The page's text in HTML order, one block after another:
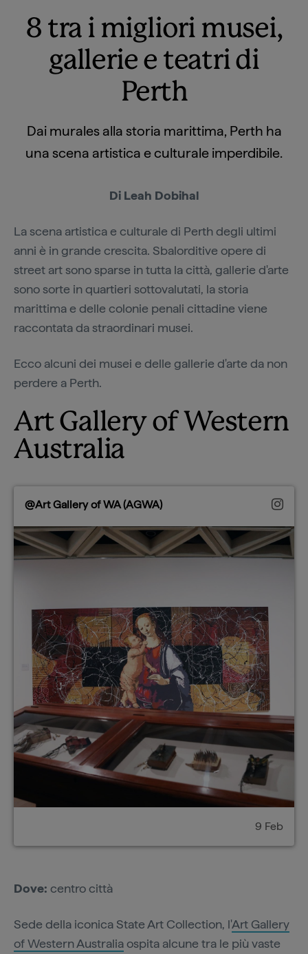
8 tra i migliori musei,
gallerie e teatri di
Perth
Dai murales alla storia marittima, Perth ha
una scena artistica e culturale imperdibile.
Di Leah Dobihal
La scena artistica e culturale di Perth degli ultimi
anni è in grande crescita. Sbalorditive opere di
street art sono sparse in tutta la città, gallerie d'arte
sono sorte in quartieri sottovalutati, la storia
marittima e delle colonie penali cittadine viene
raccontata da straordinari musei.
Ecco alcuni dei musei e delle gallerie d'arte da non
perdere a Perth.
Art Gallery of Western
Australia
@Art Gallery of WA (AGWA)
9 Feb
Dove: centro città
Sede della iconica State Art Collection, l'Art Gallery
of Western Australiaospita alcune tra le più vaste